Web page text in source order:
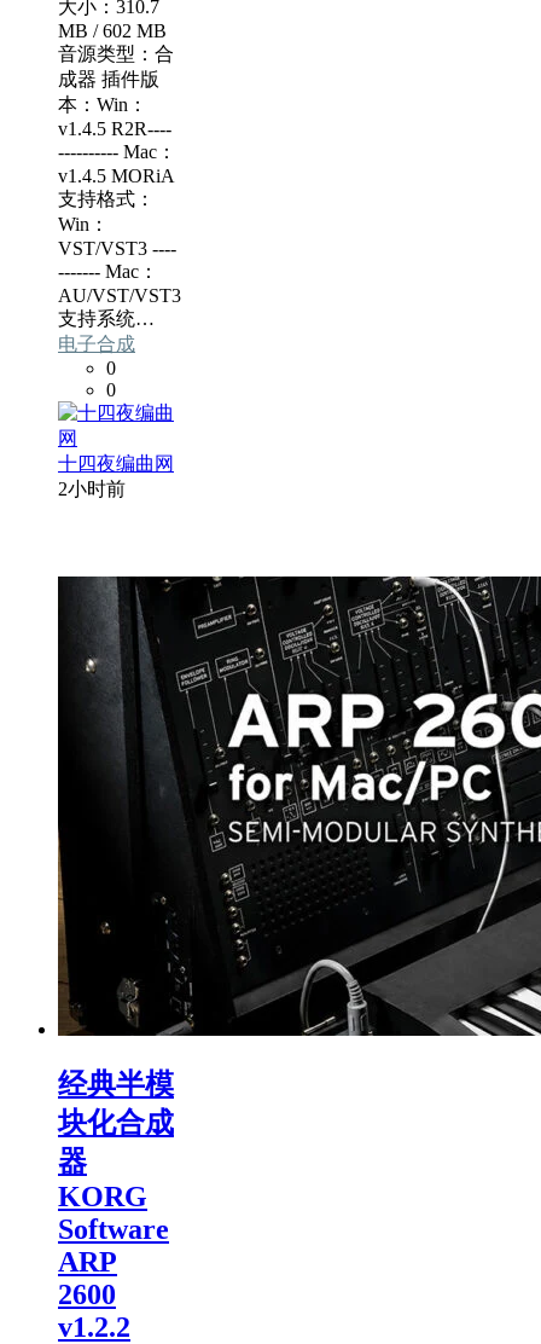
大小：310.7
MB / 602 MB
音源类型：合
成器 插件版
本：Win：
v1.4.5 R2R----
---------- Mac：
v1.4.5 MORiA
支持格式：
Win：
VST/VST3 ----
------- Mac：
AU/VST/VST3
支持系统…
电子合成
0
0
十四夜编曲网
2小时前
经典半模
块化合成
器
KORG
Software
ARP
2600
v1.2.2